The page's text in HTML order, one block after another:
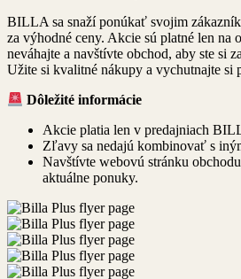
BILLA sa snaží ponúkať svojim
za výhodné ceny. Akcie sú platné len na
neváhajte a navštívte obchod, aby ste si
Užite si kvalitné nákupy a vychutnajte
Dôležité informácie
Akcie platia len v predajniach
Zľavy sa nedajú kombinovať s
Navštívte webovú stránku
aktuálne ponuky.